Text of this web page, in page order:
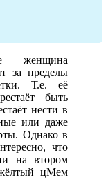
женщина
за пределы
Т.е. её
быть
нести в
или даже
Однако в
что
на втором
жёлтый цМем